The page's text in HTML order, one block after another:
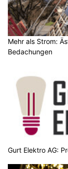
Mehr als Strom:
Bedachungen
Gurt Elektro AG: